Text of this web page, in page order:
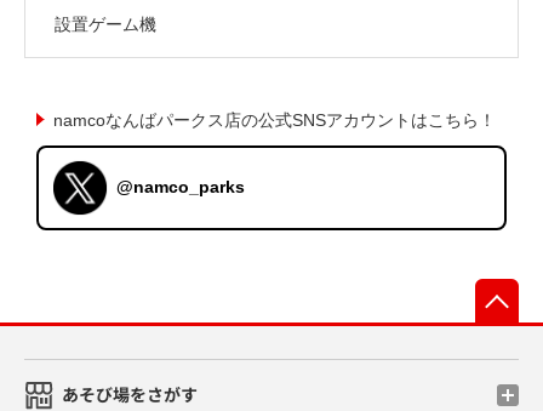
設置ゲーム機
namcoなんばパークス店の公式SNSアカウントはこちら！
@namco_parks
あそび場をさがす